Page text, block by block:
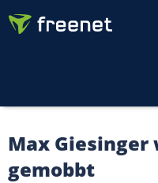
Max Giesinger
gemobbt